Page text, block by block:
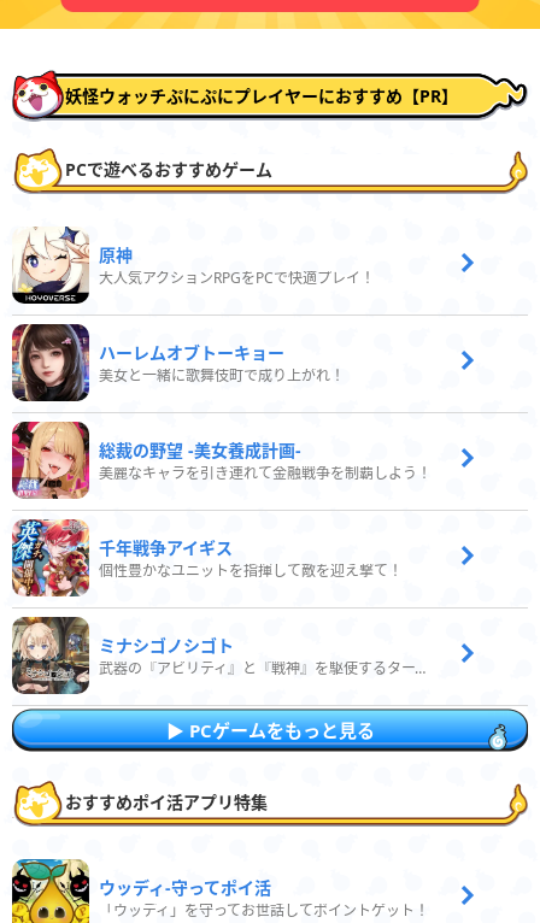
妖怪ウォッチぷにぷにプレイヤーにおすすめ【PR】
PCで遊べるおすすめゲーム
原神
大人気アクションRPGをPCで快適プレイ！
ハーレムオブトーキョー
美女と一緒に歌舞伎町で成り上がれ！
総裁の野望 -美女養成計画-
美麗なキャラを引き連れて金融戦争を制覇しよう！
千年戦争アイギス
個性豊かなユニットを指揮して敵を迎え撃て！
ミナシゴノシゴト
武器の『アビリティ』と『戦神』を駆使するターン制コマンドバトルRPG！
PCゲームをもっと見る
おすすめポイ活アプリ特集
ウッディ‐守ってポイ活
「ウッディ」を守ってお世話してポイントゲット！